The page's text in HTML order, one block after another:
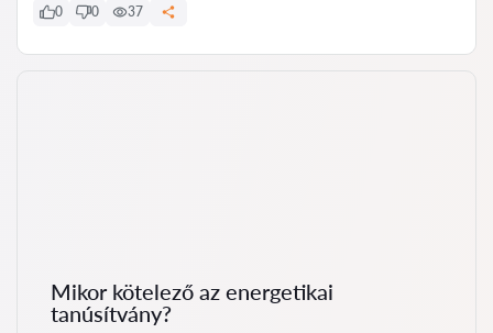
0 0 37
Mikor kötelező az energetikai
tanúsítvány?